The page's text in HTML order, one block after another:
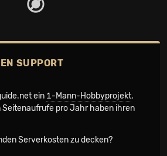
SUPPORT
ein 1-Mann-Hobbyprojekt.
Seiten­aufrufe pro Jahr haben ihren
Serverkosten zu decken?